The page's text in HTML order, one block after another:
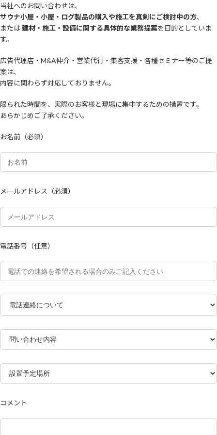
コ
ン
テ
ン
ツ
ス
キ
ッ
ナ
ビ
ゲ
ー
シ
ン
に
移
当社へのお問い合わせは、
サウナ小屋・小屋・ログ製品の購入や施工を真剣にご検討中の方、
または建材・施工・設備に関する具体的な業務提案を目的としていま
す。
広告代理店・M&A仲介・営業代行・集客支援・各種セミナー等のご提
案は、
内容に関わらず対応しておりません。
限られた時間を、実際のお客様と現場に集中するための措置です。
あらかじめご了承ください。
お名前（必須）
メールアドレス（必須）
電話番号（任意）
コメント